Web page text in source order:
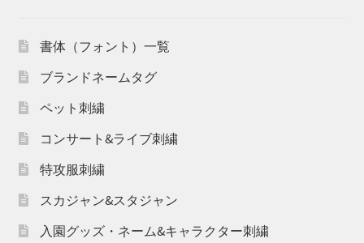
書体（フォント）一覧
ブランドネームタグ
ペット刺繍
コンサート&ライブ刺繍
特攻服刺繍
スカジャン&スタジャン
入園グッズ・ネーム&キャラクター刺繍